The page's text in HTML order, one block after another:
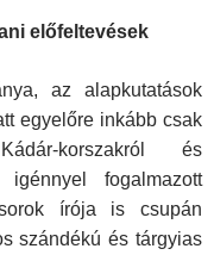
előfeltevések
az alapkutatások
egyelőre inkább csak
korszakról és
igénnyel fogalmazott
írója is csupán
szándékú és tárgyias